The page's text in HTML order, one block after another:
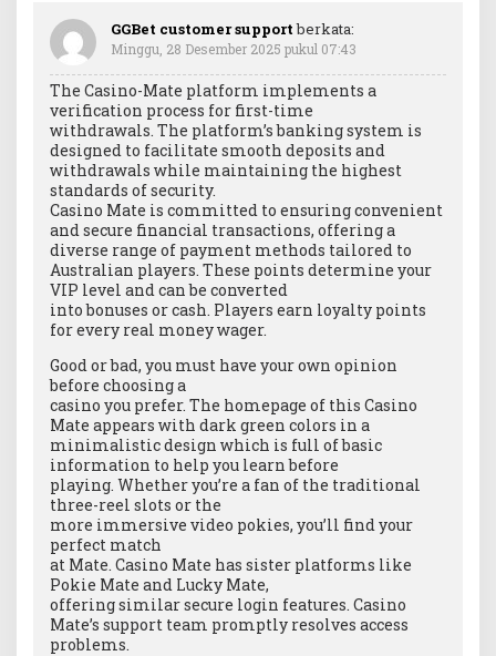
GGBet customer support berkata:
Minggu, 28 Desember 2025 pukul 07:43
The Casino-Mate platform implements a
verification process for first-time
withdrawals. The platform’s banking system is
designed to facilitate smooth deposits and
withdrawals while maintaining the highest
standards of security.
Casino Mate is committed to ensuring convenient
and secure financial transactions, offering a
diverse range of payment methods tailored to
Australian players. These points determine your
VIP level and can be converted
into bonuses or cash. Players earn loyalty points
for every real money wager.
Good or bad, you must have your own opinion
before choosing a
casino you prefer. The homepage of this Casino
Mate appears with dark green colors in a
minimalistic design which is full of basic
information to help you learn before
playing. Whether you’re a fan of the traditional
three-reel slots or the
more immersive video pokies, you’ll find your
perfect match
at Mate. Casino Mate has sister platforms like
Pokie Mate and Lucky Mate,
offering similar secure login features. Casino
Mate’s support team promptly resolves access
problems.